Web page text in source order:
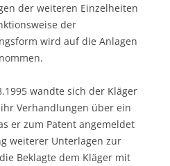
der weiteren Einzelheiten
der
wird auf die Anlagen
wandte sich der Kläger
Verhandlungen über ein
er zum Patent angemeldet
weiterer Unterlagen zur
Beklagte dem Kläger mit